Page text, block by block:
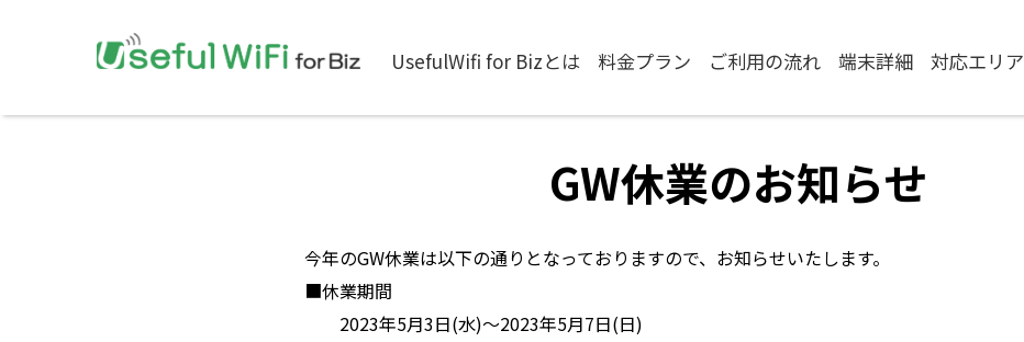
UsefulWifi for Bizとは 料金プラン ご利用の流れ 端末詳細 対応エリア
GW休業のお知らせ
今年のGW休業は以下の通りとなっておりますので、お知らせいたします。
■休業期間
2023年5月3日(水)～2023年5月7日(日)